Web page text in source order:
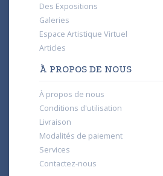
Des Expositions
Galeries
Espace Artistique Virtuel
Articles
À PROPOS DE NOUS
À propos de nous
Conditions d'utilisation
Livraison
Modalités de paiement
Services
Contactez-nous